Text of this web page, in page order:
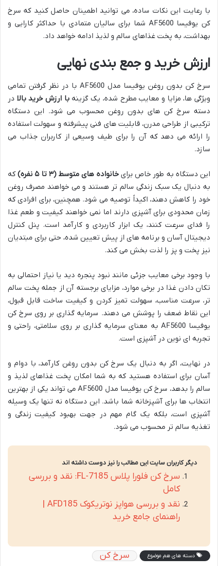
با رعایت این نکات ساده، می توانید اطمینان حاصل کنید که سرخ
کن یوفیسا AF5600 شما برای سالیان متمادی با حداکثر کارایی و
بهداشت، به پخت غذاهای سالم و لذیذ ادامه خواهد داد.
ارزش خرید و جمع بندی نهایی
سرخ کن بدون روغن یوفیسا مدل AF5600 با در نظر گرفتن تمامی
ویژگی ها، مزایا و معایب مطرح شده، یک گزینهبا ارزش خرید بالا در
دسته سرخ کن های بدون روغن محسوب می شود. این دستگاه
ترکیبی از طراحی مدرن، قابلیت های فنی پیشرفته و سهولت استفاده
را ارائه می دهد که آن را برای طیف وسیعی از کاربران جذاب می
سازد.
این دستگاه به طور خاص برایخانواده های متوسط (۳ تا ۵ نفره)
که
به دنبال یک سبک زندگی سالم تر هستند و می خواهند مصرف روغن
خود را کاهش دهند، اکیداً توصیه می شود. همچنین، برای افرادی که
زمان محدودی برای آشپزی دارند اما نمی خواهند کیفیت و طعم غذا
را فدای سرعت کنند، یک ابزار کاربردی و کارآمد است. پنل کنترل
دیجیتال آسان و برنامه های از پیش تعیین شده، حتی برای مبتدیان
نیز پخت و پز را لذت بخش می کند.
با وجود برخی معایب جزئی مانند نبود پنجره دید یا نیاز احتمالی به
تکان دادن غذا در برخی موارد، مزایای برجسته آن از جمله پخت سالم
تر، سرعت مناسب، سهولت تمیز کردن و کیفیت ساخت قابل قبول،
این نقاط ضعف را پوشش می دهند. سرمایه گذاری بر روی سرخ کن
یوفیسا AF5600 به معنای سرمایه گذاری بر روی سلامتی، راحتی و
تجربه ای نوین در آشپزی است.
در نهایت، اگر به دنبال یک سرخ کن بدون روغن کارآمد، با دوام و
آسان برای استفاده هستید که به شما امکان پخت غذاهای لذیذ و
سالم را بدهد، سرخ کن یوفیسا مدل AF5600 می تواند یکی از بهترین
انتخاب ها برای آشپزخانه شما باشد. این دستگاه نه تنها یک وسیله
آشپزی است، بلکه یک گام مهم در جهت بهبود کیفیت زندگی و
تغذیه سالم تر محسوب می شود.
دیگر کاربران سایت این مطالب را نیز دوست داشته اند
سرخ کن فلورا پلاس FL-7185: نقد و بررسی
کامل
راهنمای جامع خرید
دسته های هم موضوع سرخ کن